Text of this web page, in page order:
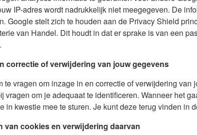
IP-adres wordt nadrukkelijk niet meegegeven. De
Google stelt zich te houden aan de Privacy Shield
van Handel. Dit houdt in dat er sprake is van een
correctie of verwijdering van jouw gegevens
te vragen om inzage in en correctie of verwijdering
vragen om je adequaat te identificeren. Wanneer het
in kwestie mee te sturen. Je kunt deze terug vinden in
van cookies en verwijdering daarvan